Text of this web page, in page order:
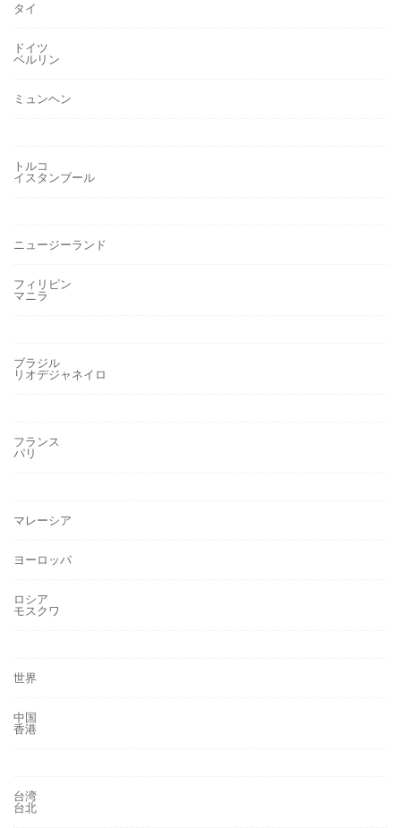
タイ
ドイツ
ベルリン
ミュンヘン
トルコ
イスタンブール
ニュージーランド
フィリピン
マニラ
ブラジル
リオデジャネイロ
フランス
パリ
マレーシア
ヨーロッパ
ロシア
モスクワ
世界
中国
香港
台湾
台北